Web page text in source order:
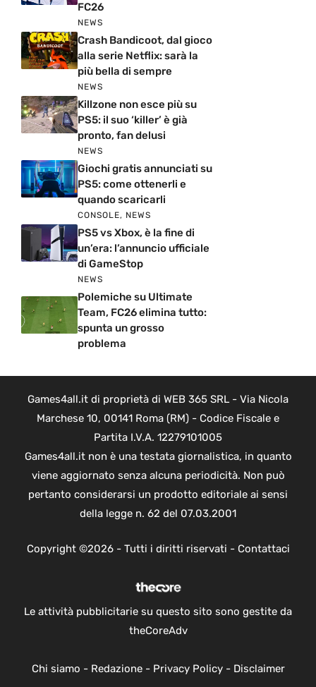
FC26
NEWS
Crash Bandicoot, dal gioco
alla serie Netflix: sarà la
più bella di sempre
NEWS
Killzone non esce più su
PS5: il suo ‘killer’ è già
pronto, fan delusi
NEWS
Giochi gratis annunciati su
PS5: come ottenerli e
quando scaricarli
CONSOLE, NEWS
PS5 vs Xbox, è la fine di
un’era: l’annuncio ufficiale
di GameStop
NEWS
Polemiche su Ultimate
Team, FC26 elimina tutto:
spunta un grosso
problema
Games4all.it di proprietà di WEB 365 SRL - Via Nicola
Marchese 10, 00141 Roma (RM) - Codice Fiscale e
Partita I.V.A. 12279101005
Games4all.it non è una testata giornalistica, in quanto
viene aggiornato senza alcuna periodicità. Non può
pertanto considerarsi un prodotto editoriale ai sensi
della legge n. 62 del 07.03.2001
Copyright ©2026 - Tutti i diritti riservati - Contattaci
Le attività pubblicitarie su questo sito sono gestite da
theCoreAdv
Chi siamo - Redazione- Privacy Policy- Disclaimer